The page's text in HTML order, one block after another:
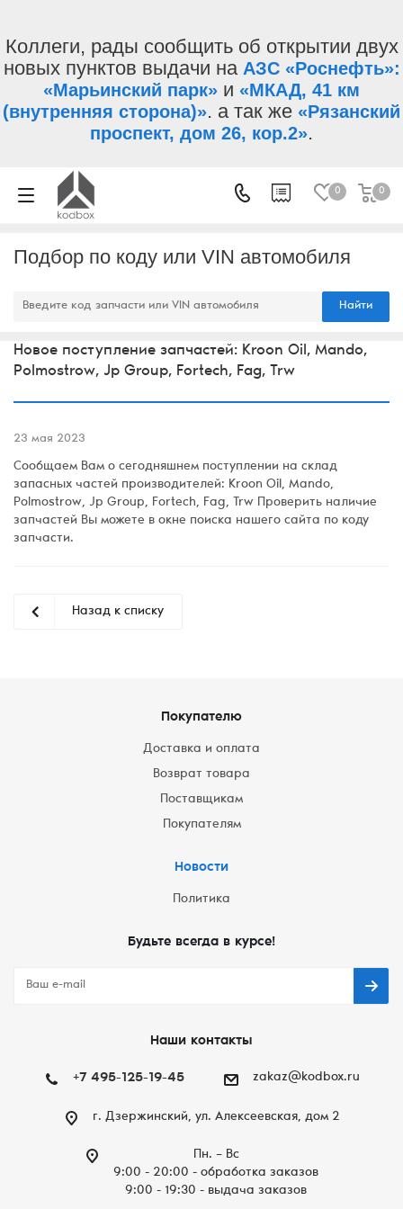
Коллеги, рады сообщить об открытии двух
новых пунктов выдачи на АЗС «Роснефть»:
«Марьинский парк» и «МКАД, 41 км
(внутренняя сторона)». а так же «Рязанский
проспект, дом 26, кор.2».
0 0
Подбор по коду или VIN автомобиля
Найти
Новое поступление запчастей: Kroon Oil, Mando,
Polmostrow, Jp Group, Fortech, Fag, Trw
23 мая 2023
Сообщаем Вам о сегодняшнем поступлении на склад
запасных частей производителей: Kroon Oil, Mando,
Polmostrow, Jp Group, Fortech, Fag, Trw Проверить наличие
запчастей Вы можете в окне поиска нашего сайта по коду
запчасти.
Назад к списку
Покупателю
Доставка и оплата
Возврат товара
Поставщикам
Покупателям
Новости
Политика
Будьте всегда в курсе!
Наши контакты
+7 495-125-19-45 zakaz@kodbox.ru
г. Дзержинский, ул. Алексеевская, дом 2
Пн. – Вc
9:00 - 20:00 - обработка заказов
9:00 - 19:30 - выдача заказов